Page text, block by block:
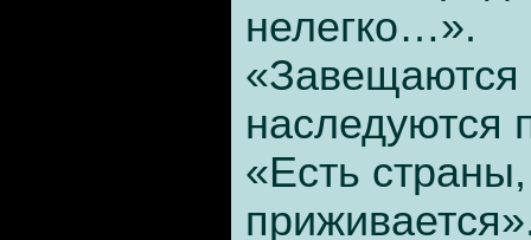
нелегко…».
«Завещаются
наследуются
«Есть